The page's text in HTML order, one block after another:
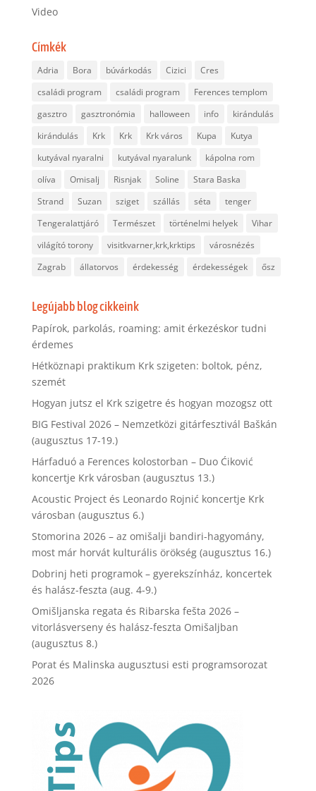
Video
Címkék
Adria Bora búvárkodás Cizici
Cres
családi program
családi program
Ferences templom
gasztro
gasztronómia halloween info
kirándulás
kirándulás
Krk Krk Krk város Kupa
Kutya
kutyával nyaralni
kutyával nyaralunk
kápolna rom
olíva
Omisalj Risnjak Soline
Stara Baska
Strand
Suzan sziget szállás séta
tenger
Tengeralattjáró
Természet történelmi helyek
Vihar
világító torony
visitkvarner,krk,krktips
városnézés
Zagrab
állatorvos érdekesség érdekességek ősz
Legújabb blog cikkeink
Papírok, parkolás, roaming: amit érkezéskor tudni
érdemes
Hétköznapi praktikum Krk szigeten: boltok, pénz,
szemét
Hogyan jutsz el Krk szigetre és hogyan mozogsz ott
BIG Festival 2026 – Nemzetközi gitárfesztivál Baškán
(augusztus 17-19.)
Hárfaduó a Ferences kolostorban – Duo Ćiković
koncertje Krk városban (augusztus 13.)
Acoustic Project és Leonardo Rojnić koncertje Krk
városban (augusztus 6.)
Stomorina 2026 – az omišalji bandiri-hagyomány,
most már horvát kulturális örökség (augusztus 16.)
Dobrinj heti programok – gyerekszínház, koncertek
és halász-feszta (aug. 4-9.)
Omišljanska regata és Ribarska fešta 2026 –
vitorlásverseny és halász-feszta Omišaljban
(augusztus 8.)
Porat és Malinska augusztusi esti programsorozat
2026